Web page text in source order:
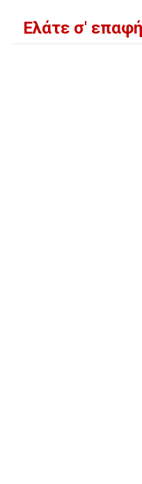
Ελάτε σ'